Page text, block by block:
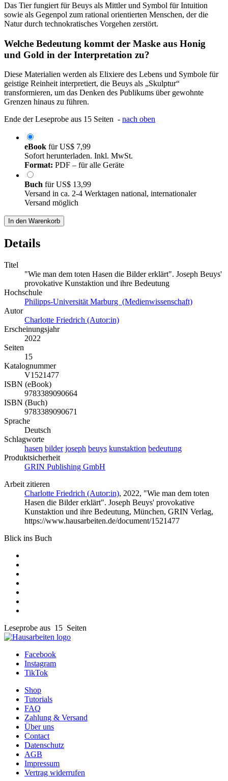
Das Tier fungiert für Beuys als Mittler und Symbol für Intuition
sowie als Gegenpol zum rational orientierten Menschen, der die
Natur durch technokratisches Vorgehen zerstört.
Welche Bedeutung kommt der Maske aus Honig
und Gold in der Interpretation zu?
Diese Materialien werden als Elixiere des Lebens und Symbole für
geistige Reinheit interpretiert, die Beuys als „Skulptur“
transformieren, um das Denken des Publikums über gewohnte
Grenzen hinaus zu führen.
Ende der Leseprobe aus 15 Seiten - nach oben
eBook fürUS$ 7,99
Sofort herunterladen. Inkl. MwSt.
Format: PDF – für alle Geräte
Buch fürUS$ 13,99
Versand in ca. 2-4 Werktagen national, internationaler
Versand möglich
In den Warenkorb
Details
Titel
"Wie man dem toten Hasen die Bilder erklärt". Joseph Beuys'
provokative Kunstaktion und ihre Bedeutung
Hochschule
Philipps-Universität Marburg (Medienwissenschaft)
Autor
Charlotte Friedrich (Autor:in)
Erscheinungsjahr
2022
Seiten
15
Katalognummer
V1521477
ISBN (eBook)
9783389090664
ISBN (Buch)
9783389090671
Sprache
Deutsch
Schlagworte
hasen bilder joseph beuys kunstaktion bedeutung
Produktsicherheit
GRIN Publishing GmbH
Arbeit zitieren
Charlotte Friedrich (Autor:in), 2022, "Wie man dem toten
Hasen die Bilder erklärt". Joseph Beuys' provokative
Kunstaktion und ihre Bedeutung, München, GRIN Verlag,
https://www.hausarbeiten.de/document/1521477
Blick ins Buch
Leseprobe aus 15 Seiten
Facebook
Instagram
TikTok
Shop
Tutorials
FAQ
Zahlung & Versand
Über uns
Contact
Datenschutz
AGB
Impressum
Vertrag widerrufen